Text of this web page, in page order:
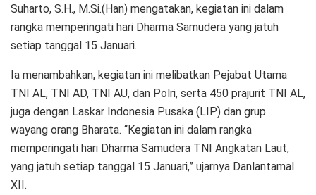
Suharto, S.H., M.Si.(Han) mengatakan, kegiatan ini dalam
rangka memperingati hari Dharma Samudera yang jatuh
setiap tanggal 15 Januari.
Ia menambahkan, kegiatan ini melibatkan Pejabat Utama
TNI AL, TNI AD, TNI AU, dan Polri, serta 450 prajurit TNI AL,
juga dengan Laskar Indonesia Pusaka (LIP) dan grup
wayang orang Bharata. “Kegiatan ini dalam rangka
memperingati hari Dharma Samudera TNI Angkatan Laut,
yang jatuh setiap tanggal 15 Januari,” ujarnya Danlantamal
XII.